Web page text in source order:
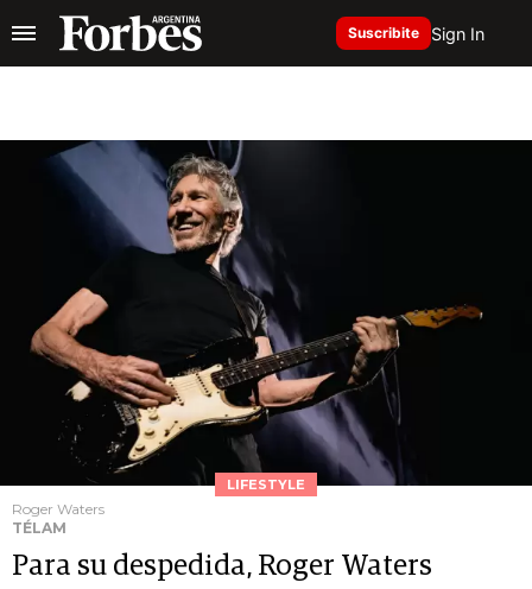
Suscribite Sign In
LIFESTYLE
Roger Waters
TÉLAM
Para su despedida, Roger Waters